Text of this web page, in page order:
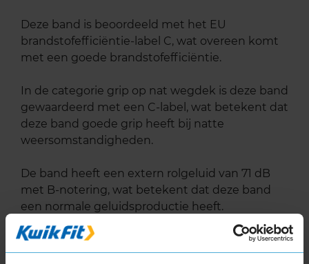
Deze band is beoordeeld met het EU
brandstofefficiëntie-label C, wat overeen komt
met een goede brandstofefficiëntie.
In de categorie grip op nat wegdek is deze band
gewaardeerd met een C-label, wat betekent dat
deze band goede grip heeft bij natte
weersomstandigheden.
De band heeft een extern rolgeluid van 71 dB
met B-notering, wat betekent dat deze band
een normale geluidsproductie heeft.
Wil je nog meer informatie over het
bandenlabel van deze band, klik danhier